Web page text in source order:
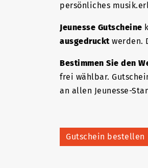
persönliches
Jeunesse Gutscheine
ausgedrucktwerden.
Bestimmen Sie den
frei wählbar.
an allen Jeunesse-
Gutschein bestellen